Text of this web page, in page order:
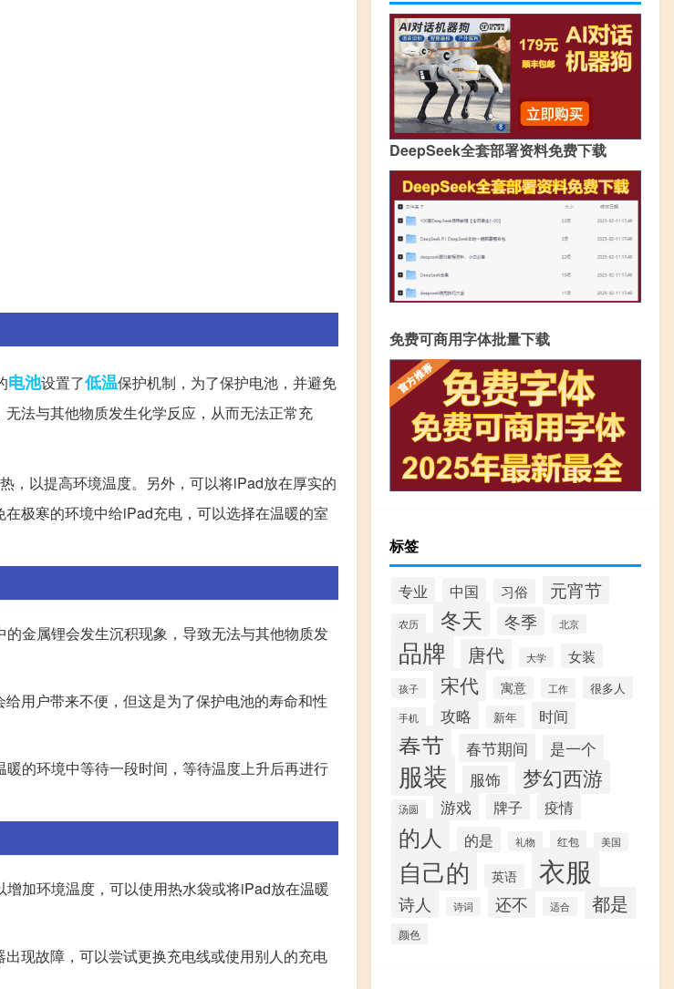
电池设置了低温保护机制，为了保护电池，并避免
法与其他物质发生化学反应，从而无法正常充
，以提高环境温度。另外，可以将iPad放在厚实的
极寒的环境中给iPad充电，可以选择在温暖的室
金属锂会发生沉积现象，导致无法与其他物质发
用户带来不便，但这是为了保护电池的寿命和性
的环境中等待一段时间，等待温度上升后再进行
加环境温度，可以使用热水袋或将iPad放在温暖
现故障，可以尝试更换充电线或使用别人的充电
DeepSeek全套部署资料免费下载
免费可商用字体批量下载
标签
专业 中国 习俗 元宵节
农历 冬天 冬季 北京
品牌 唐代 大学 女装
孩子 宋代 寓意 工作 很多人
手机 攻略 新年 时间
春节 春节期间 是一个
服装 服饰 梦幻西游
汤圆 游戏 牌子 疫情
的人 的是 礼物 红包 美国
自己的 英语 衣服
诗人 诗词 还不 适合 都是
颜色